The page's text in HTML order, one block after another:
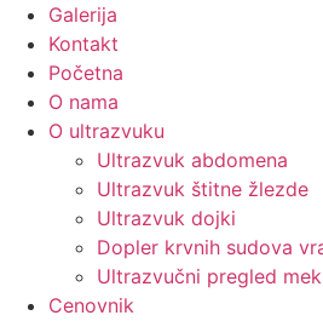
Galerija
Kontakt
Početna
O nama
O ultrazvuku
Ultrazvuk abdomena
Ultrazvuk štitne žlezde
Ultrazvuk dojki
Dopler krvnih sudova
Ultrazvučni pregled
Cenovnik